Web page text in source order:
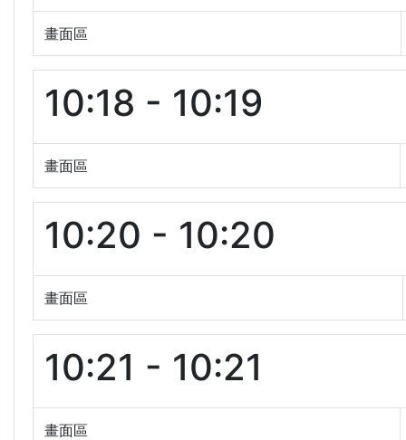
畫面區
10:18 - 10:19
畫面區
10:20 - 10:20
畫面區
10:21 - 10:21
畫面區